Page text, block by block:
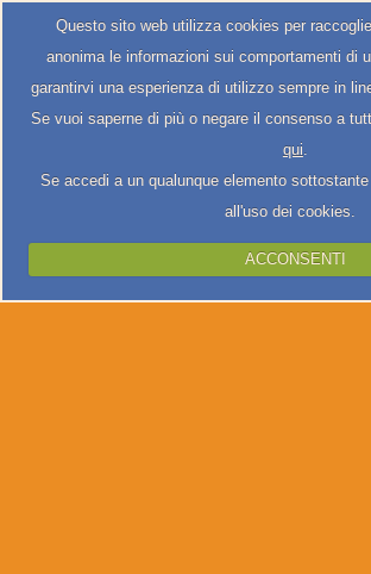
Questo sito web utilizza cookies per
anonima le informazioni sui comportamenti di
garantirvi una esperienza di utilizzo sempre in
Se vuoi saperne di più o negare il consenso a
qui.
Se accedi a un qualunque elemento
all'uso dei cookies.
ACCONSENTI